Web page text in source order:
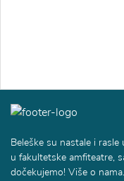
Beleške su nastale i
u fakultetske amfiteatre,
dočekujemo! Više o nama.